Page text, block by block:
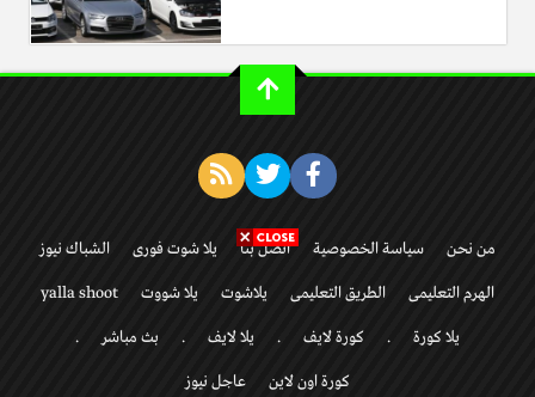
من نحن سياسة الخصوصية اتصل بنا يلا شوت فورى الشباك نيوز
الهرم التعليمى الطريق التعليمى يلاشوت يلا شووت yalla shoot
يلا كورة . كورة لايف . يلا لايف . بث مباشر .
كورة اون لاين عاجل نيوز